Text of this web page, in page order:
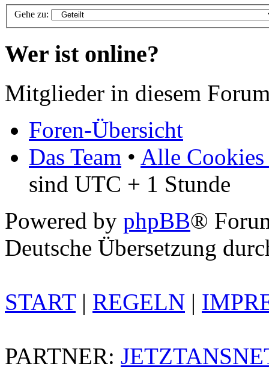
Gehe zu:
Wer ist online?
Mitglieder in diesem
Foren-Übersicht
Das Team • Alle Cookies
sind UTC + 1 Stunde
Powered by phpBB®
Deutsche Übersetzung
START| REGELN |
PARTNER: